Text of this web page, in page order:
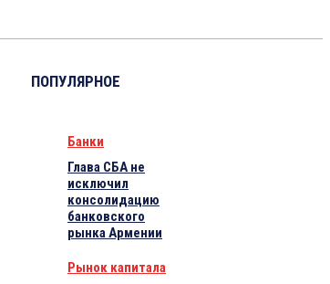
ПОПУЛЯРНОЕ
Банки
Глава СБА не
исключил
консолидацию
банковского
рынка Армении
Рынок капитала